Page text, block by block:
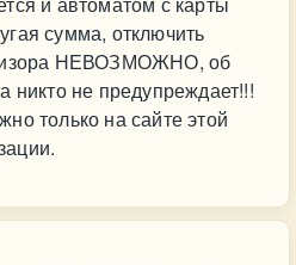
сумма, отключить
НЕВОЗМОЖНО, об
никто не предупреждает!!!
только на сайте этой